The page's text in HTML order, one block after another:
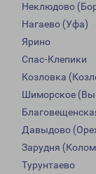
Неклюдово
Нагаево (Уфа)
Ярино
Спас-Клепики
Козловка
Шиморское
Давыдово
Зарудня
Турунтаево